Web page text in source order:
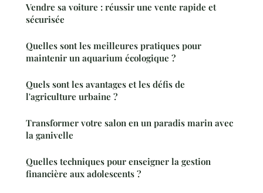
Vendre sa voiture : réussir une vente rapide et
sécurisée
Quelles sont les meilleures pratiques pour
maintenir un aquarium écologique ?
Quels sont les avantages et les défis de
l'agriculture urbaine ?
Transformer votre salon en un paradis marin avec
la ganivelle
Quelles techniques pour enseigner la gestion
financière aux adolescents ?